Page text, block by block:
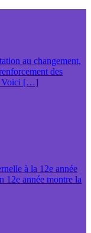
au changement,
des
Voici […]
à la 12e année
12e année montre la